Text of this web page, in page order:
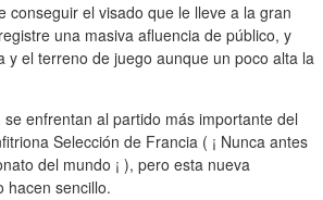
conseguir el visado que le lleve a la gran
una masiva afluencia de público, y
el terreno de juego aunque un poco alta la
enfrentan al partido más importante del
Selección de Francia ( ¡ Nunca antes
del mundo ¡ ), pero esta nueva
hacen sencillo.